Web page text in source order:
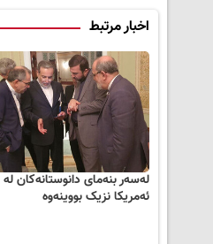
اخبار مرتبط
لەسەر بنەمای دانوستانەکان لە
ئەمریکا نزیک بووینەوە